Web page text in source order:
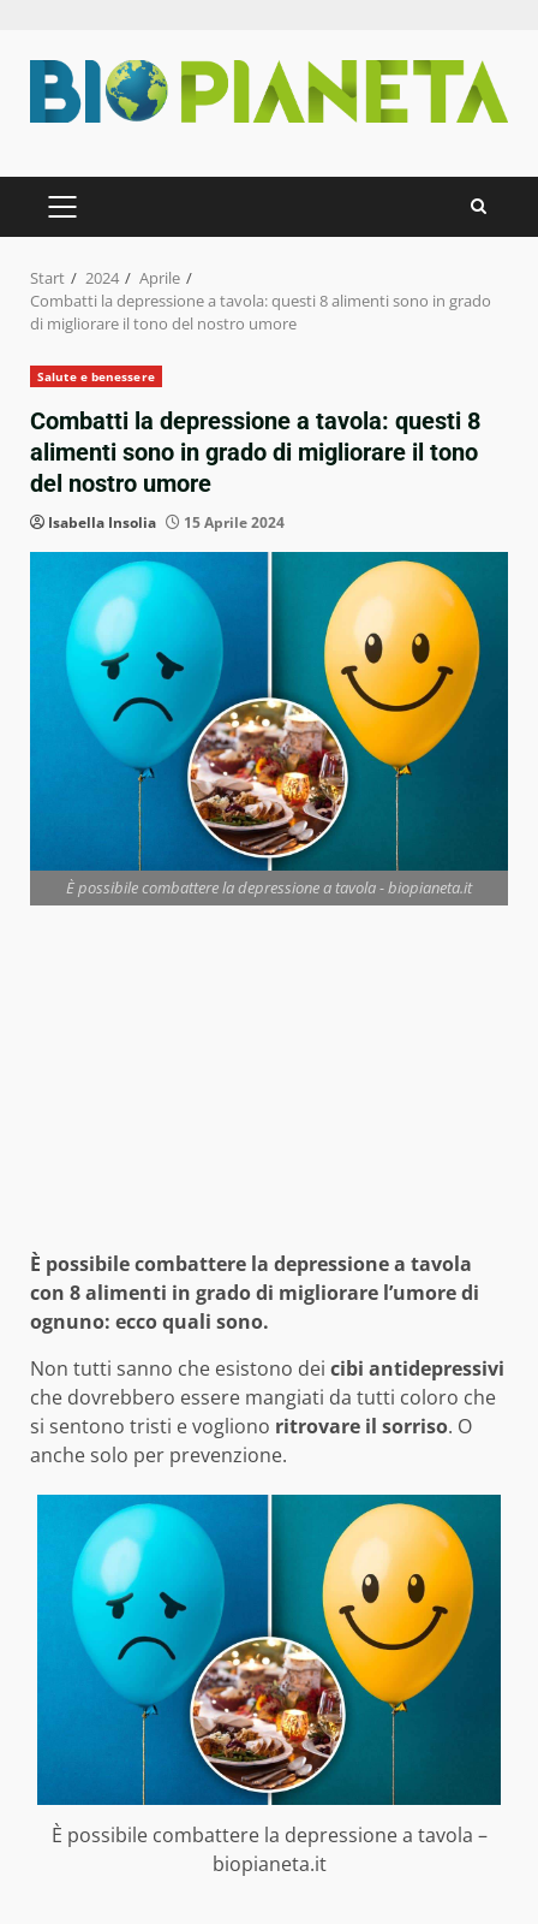
Inhalt
springen
PRIMÄRES
MENÜ
Start 2024
Aprile
Combatti la depressione a tavola: questi 8 alimenti sono in grado
di migliorare il tono del nostro umore
Salute e benessere
Combatti la depressione a tavola: questi 8
alimenti sono in grado di migliorare il tono
del nostro umore
Isabella Insolia 15 Aprile 2024
È possibile combattere la depressione a tavola - biopianeta.it
È possibile combattere la depressione a tavola
con 8 alimenti in grado di migliorare l’umore di
ognuno: ecco quali sono.
Non tutti sanno che esistono dei cibi antidepressivi
che dovrebbero essere mangiati da tutti coloro che
si sentono tristi e vogliono ritrovare il sorriso. O
anche solo per prevenzione.
È possibile combattere la depressione a tavola –
biopianeta.it